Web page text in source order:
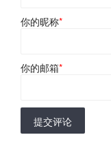
你的昵称*
你的邮箱*
提交评论